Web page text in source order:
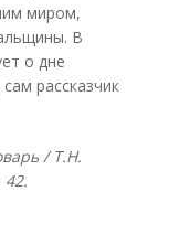
миром,
В
о дне
рассказчик
/ Т.Н.
42.